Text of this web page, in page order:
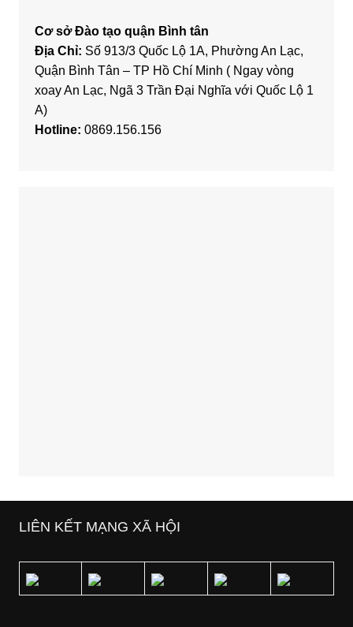
Cơ sở Đào tạo quận Bình tân
Địa Chỉ: Số 913/3 Quốc Lộ 1A, Phường An Lạc,
Quận Bình Tân – TP Hồ Chí Minh ( Ngay vòng
xoay An Lạc, Ngã 3 Trần Đại Nghĩa với Quốc Lộ 1
A)
Hotline: 0869.156.156
LIÊN KẾT MẠNG XÃ HỘI